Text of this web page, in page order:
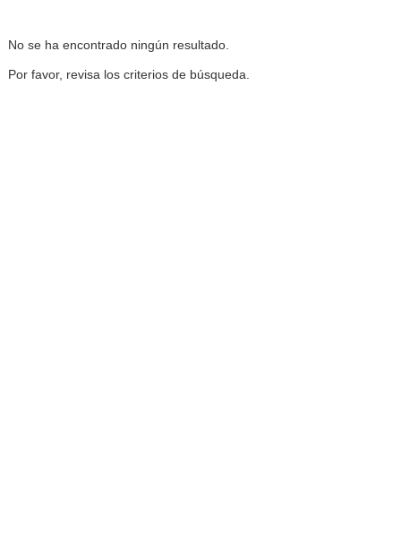
No se ha encontrado ningún resultado.
Por favor, revisa los criterios de búsqueda.